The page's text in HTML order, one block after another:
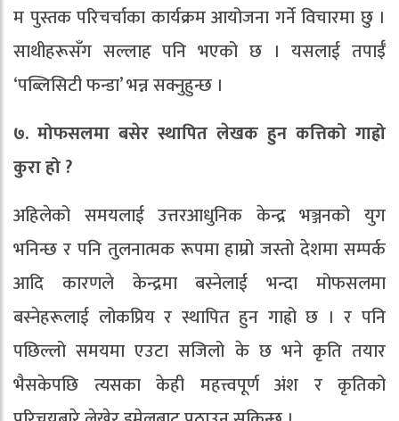
म पुस्तक परिचर्चाका कार्यक्रम आयोजना गर्ने विचारमा छु ।
साथीहरूसँग सल्लाह पनि भएको छ । यसलाई तपाईँ
‘पब्लिसिटी फन्डा’ भन्न सक्नुहुन्छ ।
७. मोफसलमा बसेर स्थापित लेखक हुन कत्तिको गाह्रो
कुरा हो ?
अहिलेको समयलाई उत्तरआधुनिक केन्द्र भञ्जनको युग
भनिन्छ र पनि तुलनात्मक रूपमा हाम्रो जस्तो देशमा सम्पर्क
आदि कारणले केन्द्रमा बस्नेलाई भन्दा मोफसलमा
बस्नेहरूलाई लोकप्रिय र स्थापित हुन गाह्रो छ । र पनि
पछिल्लो समयमा एउटा सजिलो के छ भने कृति तयार
भैसकेपछि त्यसका केही महत्त्वपूर्ण अंश र कृतिको